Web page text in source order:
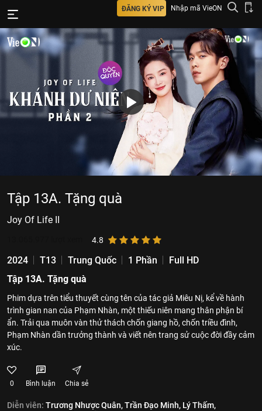
ĐĂNG KÝ VIP Nhập mã VieON
Tập 13A. Tặng quà
Joy Of Life II
4.8
2024 T13 Trung Quốc 1 Phần
Full HD
Tập 13A. Tặng quà
Phim dựa trên tiểu thuyết cùng tên của tác giả Miêu Nị, kể về hành
trình gian nan của Phạm Nhàn, một thiếu niên mang thân phận bí
ẩn. Trải qua muôn vàn thử thách chốn giang hồ, chốn triều đình,
Phạm Nhàn dần trưởng thành và viết nên trang sử cuộc đời đầy cảm
xúc.
0 Bình luận Chia sẻ
Diễn viên: Trương Nhược Quân,Trần Đạo Minh, Lý Thấm,